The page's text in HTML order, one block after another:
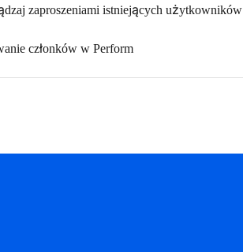
zaproszeniami istniejących użytkowników
członków w Perform